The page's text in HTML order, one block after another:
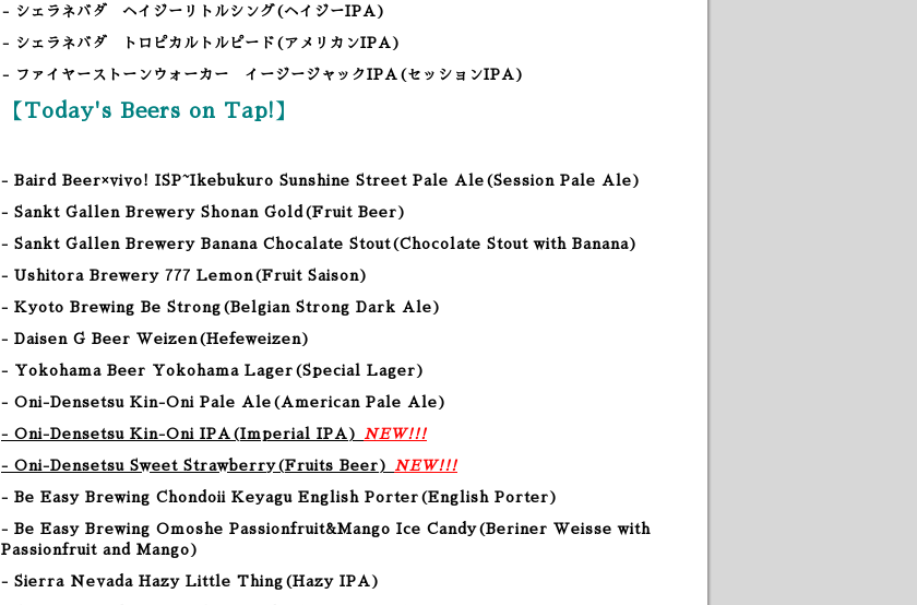
- シェラネバダ ヘイジーリトルシング(ヘイジーIPA)
- シェラネバダ トロピカルトルピード(アメリカンIPA)
- ファイヤーストーンウォーカー イージージャックIPA(セッションIPA)
【Today's Beers on Tap!】
- Baird Beer×vivo! ISP~Ikebukuro Sunshine Street Pale Ale(Session Pale Ale)
- Sankt Gallen Brewery Shonan Gold(Fruit Beer)
- Sankt Gallen Brewery Banana Chocalate Stout(Chocolate Stout with Banana)
- Ushitora Brewery 777 Lemon(Fruit Saison)
- Kyoto Brewing Be Strong (Belgian Strong Dark Ale)
- Daisen G Beer Weizen(Hefeweizen)
- Yokohama Beer Yokohama Lager (Special Lager)
- Oni-Densetsu Kin-Oni Pale Ale (American Pale Ale)
- Oni-Densetsu Kin-Oni IPA (Imperial IPA) NEW!!!
- Oni-Densetsu Sweet Strawberry(Fruits Beer) NEW!!!
- Be Easy Brewing Chondoii Keyagu English Porter (English Porter)
- Be Easy Brewing Omoshe Passionfruit&Mango Ice Candy(Beriner Weisse with
Passionfruit and Mango)
- Sierra Nevada Hazy Little Thing (Hazy IPA)